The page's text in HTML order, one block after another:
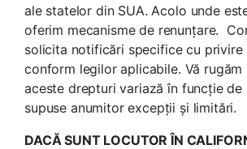
ale statelor din SUA. Acolo unde
oferim mecanisme de renunțare.
solicita notificări specifice cu
conform legilor aplicabile. Vă rugăm
aceste drepturi variază în funcție de
supuse anumitor excepții și limitări.
DACĂ SUNT LOCUTOR ÎN